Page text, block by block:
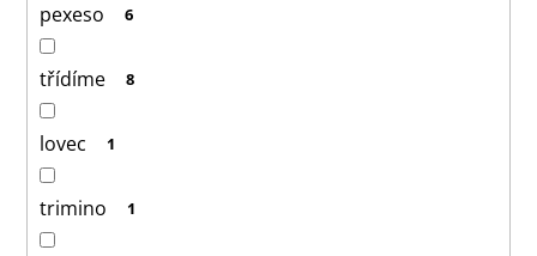
pexeso 6
třídíme 8
lovec 1
trimino 1